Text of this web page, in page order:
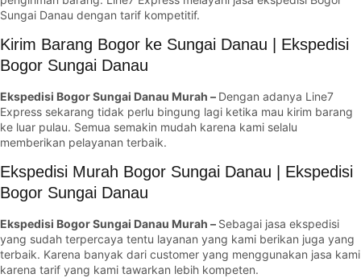
Sungai Danau dengan tarif kompetitif.
Kirim Barang Bogor ke Sungai Danau | Ekspedisi
Bogor Sungai Danau
Ekspedisi Bogor Sungai Danau Murah – Dengan adanya Line7
Express sekarang tidak perlu bingung lagi ketika mau kirim barang
ke luar pulau. Semua semakin mudah karena kami selalu
memberikan pelayanan terbaik.
Ekspedisi Murah Bogor Sungai Danau | Ekspedisi
Bogor Sungai Danau
Ekspedisi Bogor Sungai Danau Murah – Sebagai jasa ekspedisi
yang sudah terpercaya tentu layanan yang kami berikan juga yang
terbaik. Karena banyak dari customer yang menggunakan jasa kami
karena tarif yang kami tawarkan lebih kompeten.